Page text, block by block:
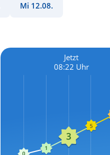
Mi 12.08.
Jetzt
08:22 Uhr